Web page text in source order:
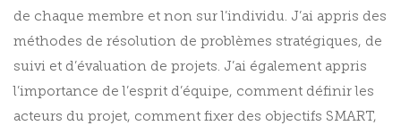
de chaque membre et non sur l’individu. J’ai appris des
méthodes de résolution de problèmes stratégiques, de
suivi et d’évaluation de projets. J’ai également appris
l’importance de l’esprit d’équipe, comment définir les
acteurs du projet, comment fixer des objectifs SMART,